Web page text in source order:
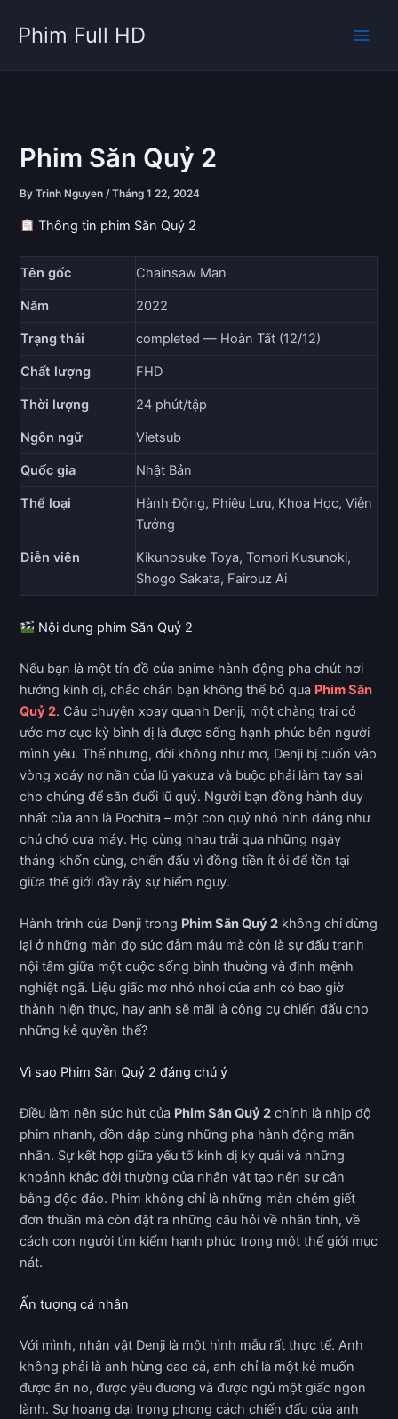
Phim Full HD
Phim Săn Quỷ 2
ByTrinh Nguyen/Tháng 1 22, 2024
Thông tin phim Săn Quỷ 2
Tên gốc Chainsaw Man
Năm 2022
Trạng thái completed — Hoàn Tất (12/12)
Chất lượng FHD
Thời lượng 24 phút/tập
Ngôn ngữ Vietsub
Quốc gia Nhật Bản
Thể loại
Hành Động, Phiêu Lưu, Khoa Học, Viễn
Tưởng
Diễn viên
Kikunosuke Toya, Tomori Kusunoki,
Shogo Sakata, Fairouz Ai
Nội dung phim Săn Quỷ 2
Nếu bạn là một tín đồ của anime hành động pha chút hơi
hướng kinh dị, chắc chắn bạn không thể bỏ qua Phim Săn
Quỷ 2. Câu chuyện xoay quanh Denji, một chàng trai có
ước mơ cực kỳ bình dị là được sống hạnh phúc bên người
mình yêu. Thế nhưng, đời không như mơ, Denji bị cuốn vào
vòng xoáy nợ nần của lũ yakuza và buộc phải làm tay sai
cho chúng để săn đuổi lũ quỷ. Người bạn đồng hành duy
nhất của anh là Pochita – một con quỷ nhỏ hình dáng như
chú chó cưa máy. Họ cùng nhau trải qua những ngày
tháng khốn cùng, chiến đấu vì đồng tiền ít ỏi để tồn tại
giữa thế giới đầy rẫy sự hiểm nguy.
Hành trình của Denji trong Phim Săn Quỷ 2 không chỉ dừng
lại ở những màn đọ sức đẫm máu mà còn là sự đấu tranh
nội tâm giữa một cuộc sống bình thường và định mệnh
nghiệt ngã. Liệu giấc mơ nhỏ nhoi của anh có bao giờ
thành hiện thực, hay anh sẽ mãi là công cụ chiến đấu cho
những kẻ quyền thế?
Vì sao Phim Săn Quỷ 2 đáng chú ý
Điều làm nên sức hút của Phim Săn Quỷ 2 chính là nhịp độ
phim nhanh, dồn dập cùng những pha hành động mãn
nhãn. Sự kết hợp giữa yếu tố kinh dị kỳ quái và những
khoảnh khắc đời thường của nhân vật tạo nên sự cân
bằng độc đáo. Phim không chỉ là những màn chém giết
đơn thuần mà còn đặt ra những câu hỏi về nhân tính, về
cách con người tìm kiếm hạnh phúc trong một thế giới mục
nát.
Ấn tượng cá nhân
Với mình, nhân vật Denji là một hình mẫu rất thực tế. Anh
không phải là anh hùng cao cả, anh chỉ là một kẻ muốn
được ăn no, được yêu đương và được ngủ một giấc ngon
lành. Sự hoang dại trong phong cách chiến đấu của anh